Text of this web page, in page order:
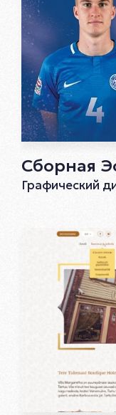
Сборная
Графический